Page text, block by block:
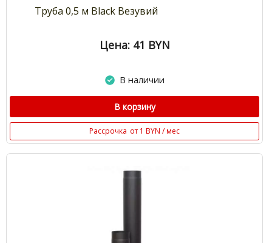
Труба 0,5 м Black Везувий
Цена: 41 BYN
В наличии
В корзину
Рассрочка от 1 BYN / мес